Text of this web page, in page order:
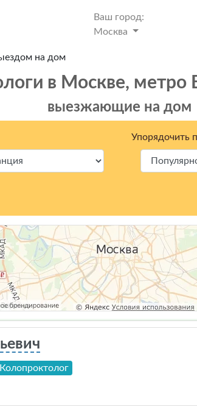
Ваш город:
Москва
на дом
в Москвe, метро
выезжающие на дом
Упорядочить
Колопроктолог